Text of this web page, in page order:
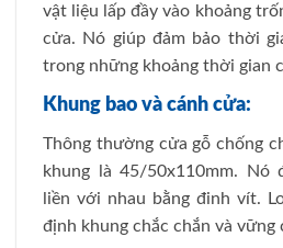
vật liệu lấp đầy vào khoảng
cửa. Nó giúp đảm bảo thời
trong những khoảng thời gian
Khung bao và cánh cửa:
Thông thường cửa gỗ chống
khung là 45/50x110mm. Nó
liền với nhau bằng đinh vít.
định khung chắc chắn và vững